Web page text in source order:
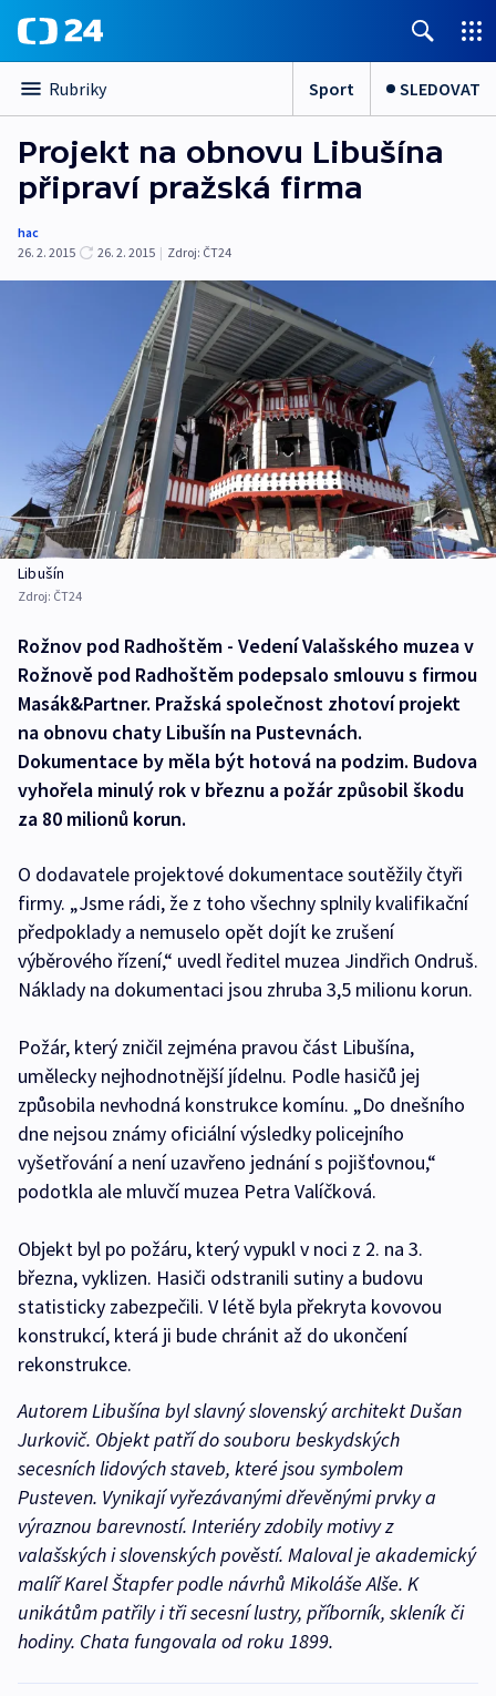
Rubriky Sport SLEDOVAT
Projekt na obnovu Libušína
připraví pražská firma
hac
26. 2. 2015
26. 2. 2015 | Zdroj: ČT24
Libušín
Zdroj: ČT24
Rožnov pod Radhoštěm - Vedení Valašského muzea v
Rožnově pod Radhoštěm podepsalo smlouvu s firmou
Masák&Partner. Pražská společnost zhotoví projekt
na obnovu chaty Libušín na Pustevnách.
Dokumentace by měla být hotová na podzim. Budova
vyhořela minulý rok v březnu a požár způsobil škodu
za 80 milionů korun.
O dodavatele projektové dokumentace soutěžily čtyři
firmy. „Jsme rádi, že z toho všechny splnily kvalifikační
předpoklady a nemuselo opět dojít ke zrušení
výběrového řízení,“ uvedl ředitel muzea Jindřich Ondruš.
Náklady na dokumentaci jsou zhruba 3,5 milionu korun.
Požár, který zničil zejména pravou část Libušína,
umělecky nejhodnotnější jídelnu. Podle hasičů jej
způsobila nevhodná konstrukce komínu. „Do dnešního
dne nejsou známy oficiální výsledky policejního
vyšetřování a není uzavřeno jednání s pojišťovnou,“
podotkla ale mluvčí muzea Petra Valíčková.
Objekt byl po požáru, který vypukl v noci z 2. na 3.
března, vyklizen. Hasiči odstranili sutiny a budovu
statisticky zabezpečili. V létě byla překryta kovovou
konstrukcí, která ji bude chránit až do ukončení
rekonstrukce.
Autorem Libušína byl slavný slovenský architekt Dušan
Jurkovič. Objekt patří do souboru beskydských
secesních lidových staveb, které jsou symbolem
Pusteven. Vynikají vyřezávanými dřevěnými prvky a
výraznou barevností. Interiéry zdobily motivy z
valašských i slovenských pověstí. Maloval je akademický
malíř Karel Štapfer podle návrhů Mikoláše Alše. K
unikátům patřily i tři secesní lustry, příborník, skleník či
hodiny. Chata fungovala od roku 1899.